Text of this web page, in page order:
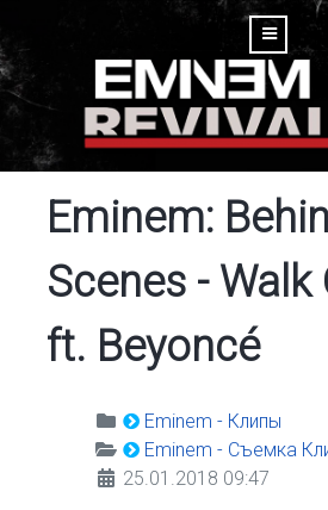
Eminem:
Scenes - Walk
ft. Beyoncé
Eminem - Клипы
Eminem - Съемка
25.01.2018 09:47